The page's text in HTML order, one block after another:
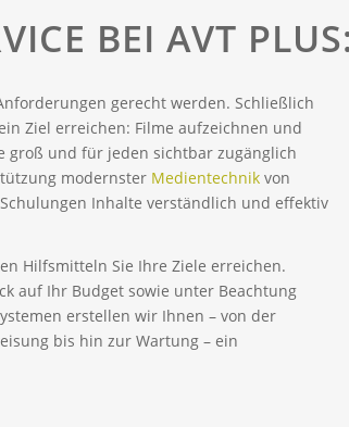
BEI AVT
gerecht werden. Schließlich
Ziel erreichen: Filme aufzeichnen und
groß und für jeden sichtbar zugänglich
modernster Medientechnik von
Inhalte verständlich und effektiv
Hilfsmitteln Sie Ihre Ziele erreichen.
auf Ihr Budget sowie unter Beachtung
erstellen wir Ihnen – von der
bis hin zur Wartung – ein